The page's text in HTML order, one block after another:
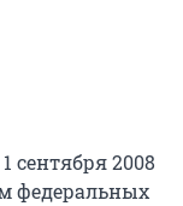
сентября 2008
федеральных